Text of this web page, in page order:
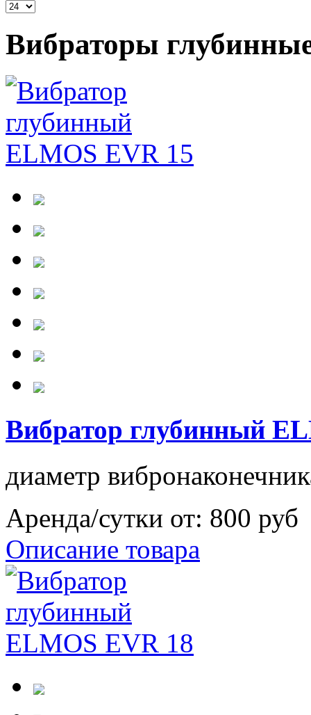
Вибраторы
Вибратор глубинный
диаметр
Аренда/сутки от: 800 руб
Описание товара